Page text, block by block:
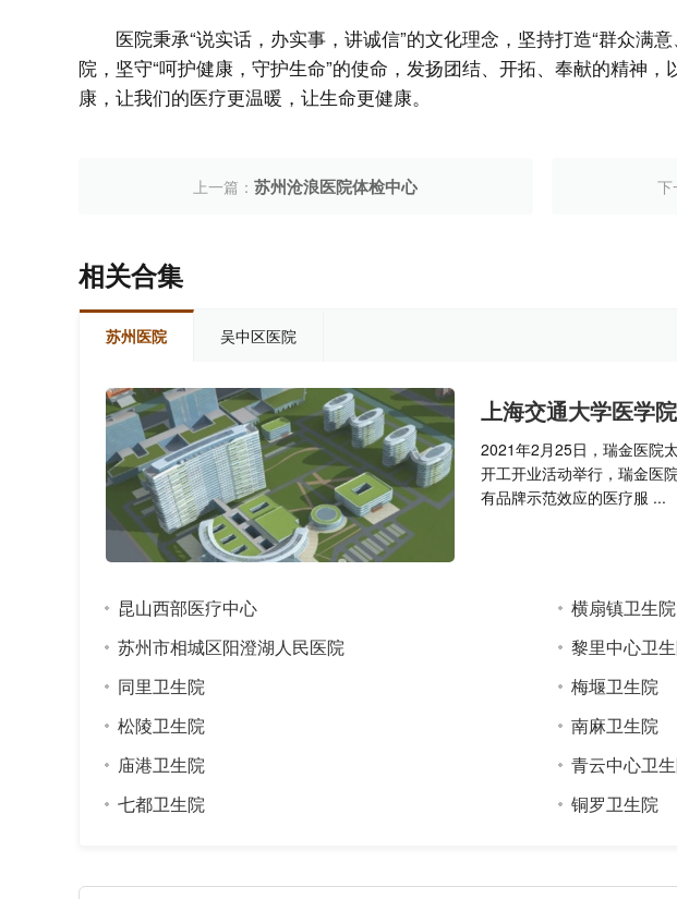
医院秉承“说实话，办实事，讲诚信”的文化理念，坚持打造“群众满
院，坚守“呵护健康，守护生命”的使命，发扬团结、开拓、奉献的精神
康，让我们的医疗更温暖，让生命更健康。
上一篇：苏州沧浪医院体检中心 下
相关合集
苏州医院 吴中区医院
上海交通大学医学
2021年2月25日，瑞金医院
开工开业活动举行，瑞金医
有品牌示范效应的医疗服 ...
昆山西部医疗中心
苏州市相城区阳澄湖人民医院
同里卫生院
松陵卫生院
庙港卫生院
七都卫生院
横扇镇卫生院
黎里中心卫
梅堰卫生院
南麻卫生院
青云中心卫
铜罗卫生院